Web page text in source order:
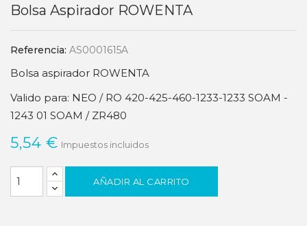
Bolsa Aspirador ROWENTA
Referencia: AS0001615A
Bolsa aspirador ROWENTA
Valido para: NEO / RO 420-425-460-1233-1233 SOAM -
1243 01 SOAM / ZR480
5,54 € Impuestos incluidos
AÑADIR AL CARRITO